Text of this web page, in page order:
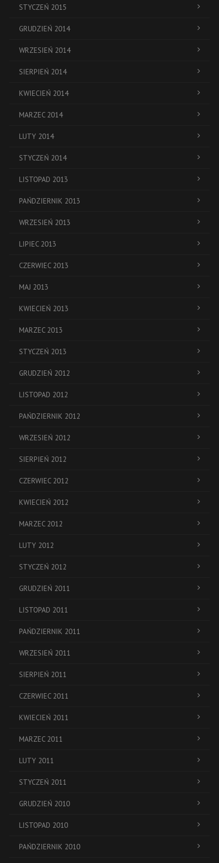
STYCZEŃ 2015
GRUDZIEŃ 2014
WRZESIEŃ 2014
SIERPIEŃ 2014
KWIECIEŃ 2014
MARZEC 2014
LUTY 2014
STYCZEŃ 2014
LISTOPAD 2013
PAŃDZIERNIK 2013
WRZESIEŃ 2013
LIPIEC 2013
CZERWIEC 2013
MAJ 2013
KWIECIEŃ 2013
MARZEC 2013
STYCZEŃ 2013
GRUDZIEŃ 2012
LISTOPAD 2012
PAŃDZIERNIK 2012
WRZESIEŃ 2012
SIERPIEŃ 2012
CZERWIEC 2012
KWIECIEŃ 2012
MARZEC 2012
LUTY 2012
STYCZEŃ 2012
GRUDZIEŃ 2011
LISTOPAD 2011
PAŃDZIERNIK 2011
WRZESIEŃ 2011
SIERPIEŃ 2011
CZERWIEC 2011
KWIECIEŃ 2011
MARZEC 2011
LUTY 2011
STYCZEŃ 2011
GRUDZIEŃ 2010
LISTOPAD 2010
PAŃDZIERNIK 2010